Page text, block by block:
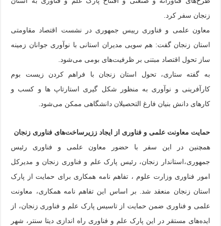
زنجان سفر کرد.
معاون علمی و فناوری رییس جمهوری در نشست اقتصاد مقاومتی
استان زنجان گفت: هم سویی مدیران استانی با نوآوری جوانان زمینه
ساز تحول اقتصاد مبتنی بر ظرفیت‌های بومی می‌شود.
به گفته ستاری، تحول استان زنجان با فراهم کردن زیست بوم
کارآفرینی و نوآوری به منظور شکل گیری استارتاپ ها و کسب و
کارهای دانش بنیان فارغ التحصیلان دانشگاهی ممکن می‌شود.
حمایت معاونت علمی و فناوری از ایجاد ززیرساخت‌های فناوری زنجان
همچنین در این سفر با حضور معاون علمی و فناوری رئیس
جمهوری،استاندار زنجان، رئیس پارک علم و فناوری زنجان و مدیرکل
امور فناوری وزارت علوم ، تفاهم نامه همکاری برای حمایت از پارک
استان زنجان منعقد شد. بر اساس این تفاهم نامه همکاری، معاونت
علمی و فناوری ضمن حمایت از تاسیس پارک علم و فناوری زنجان، از
ایده‌های مستقر در این پارک علم و فناوری راه اندازی دیتا سنتر، شهر